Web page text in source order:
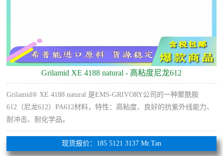
Grilamid XE 4188 natural - 高粘度尼龙612
Grilamid® XE 4188 natural 是EMS-GRIVORY公司的一种聚酰胺
612（尼龙612）PA612材料，特性：高粘度、良好的抗紫外线能力、
耐冲击、耐化学品。
现货报价：185 5121 3137 Mr.Tan